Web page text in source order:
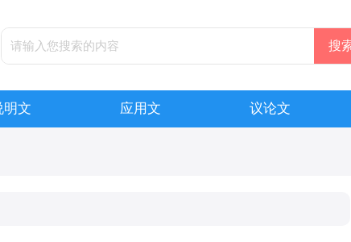
明文 应用文 议论文